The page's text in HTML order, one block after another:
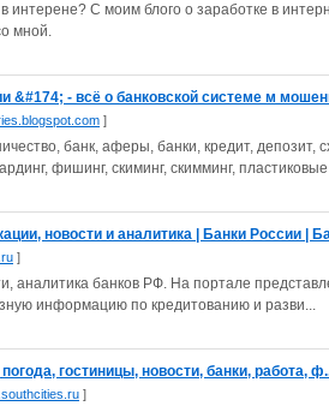
интерене? С моим блого о заработке в
мной.
&#174; - всё о банковской системе м
]
банк, аферы, банки, кредит, депозит,
фишинг, скиминг, скимминг, пластиковые
новости и аналитика | Банки России |
]
аналитика банков РФ. На портале
информацию по кредитованию и разви...
гостиницы, новости, банки, работа,
]